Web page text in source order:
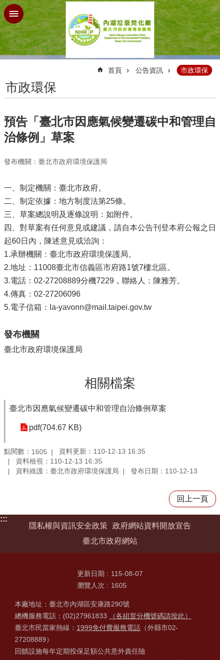
跳到主要內容區塊
首頁 公告資訊 市政環保
市政環保
預告「臺北市因應氣候變遷碳中和管理自
治條例」草案
發布機關：臺北市政府環境保護局
一、制定機關：臺北市政府。
二、制定依據：地方制度法第25條。
三、草案總說明及逐條說明：如附件。
四、對草案有任何意見或建議，請自本公告刊登本府公報之日
起60日內，陳述意見或洽詢：
1.承辦機關：臺北市政府環境保護局。
2.地址：11008臺北市信義區市府路1號7樓北區。
3.電話：02-27208889分機7229，聯絡人：陳雅芳。
4.傳真：02-27206096
5.電子信箱：la-yavonn@mail.taipei.gov.tw
發布機關
臺北市政府環境保護局
相關檔案
臺北市因應氣候變遷碳中和管理自治條例草案
pdf(704.67 KB)
點閱數： 1605
資料更新：110-12-13 16:35
資料檢視：110-12-13 16:35
資料維護：臺北市政府環境保護局
發布日期：110-12-13
回上一頁
:::
隱私權與資訊安全政策 政府網站資料開放宣告
臺北市政府網站
更新日期
115-08-07
瀏覽人次
1605
本廠地址：臺北市內湖區安康路290號
總機服務電話：(02)27961833
（各組室分機號碼請按此）
臺北市民當家熱線： 1999免付費服務電話 （外縣市02-
27208889）
回饋設施每年定期投保足額公共意外責任險